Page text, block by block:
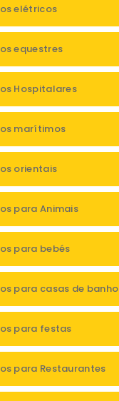
elétricos
equestres
Hospitalares
marítimos
orientais
para Animais
para bebés
para casas de banho
para festas
para Restaurantes